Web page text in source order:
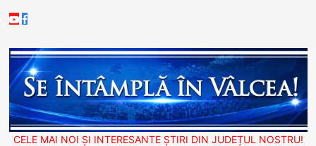
to
Youtube
Facebook
CELE MAI NOI ȘI INTERESANTE ȘTIRI DIN JUDEȚUL NOSTRU!